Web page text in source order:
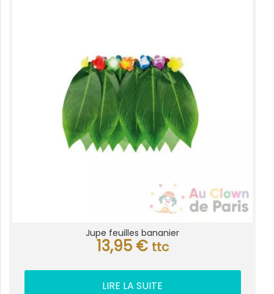
Jupe feuilles bananier
13,95 € ttc
LIRE LA SUITE